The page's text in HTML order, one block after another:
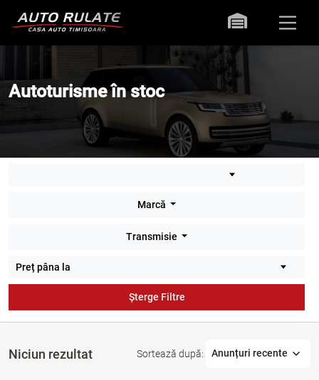
Autoturisme în stoc
Marcă
Transmisie
Șterge Filtre
Niciun rezultat Sortează după: Anunțuri recente